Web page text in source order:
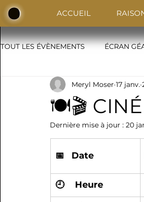
ACCUEIL
TOUT LES ÉVÈNEMENTS ÉCRAN
BLINDTEST
🍽️🎬 CINÉ
Meryl Moser 17 janv.
Dernière mise à jour : 20
📅   Date
🕘	Heure